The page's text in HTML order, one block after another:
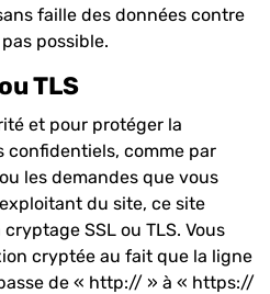
faille des données contre
possible.
TLS
et pour protéger la
confidentiels, comme par
les demandes que vous
du site, ce site
SSL ou TLS. Vous
cryptée au fait que la ligne
de « http:// » à « https://